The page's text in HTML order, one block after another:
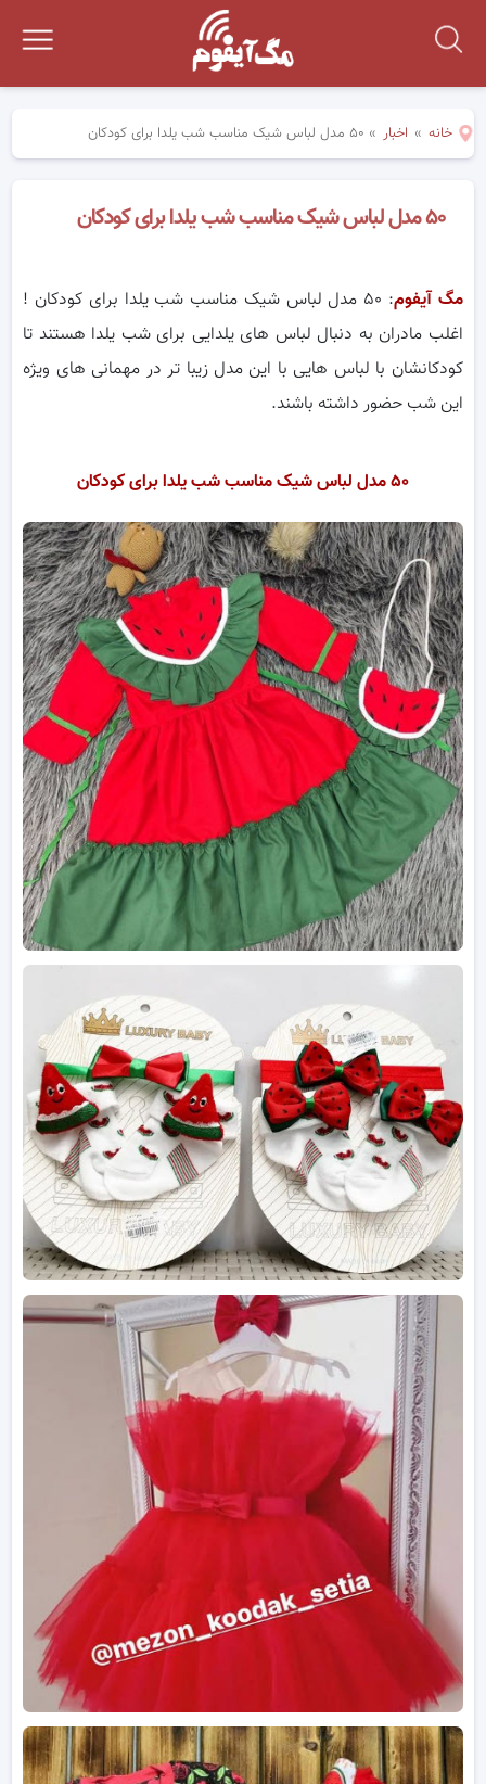
خانه » اخبار » ۵۰ مدل لباس شیک مناسب شب یلدا برای کودکان
۵۰ مدل لباس شیک مناسب شب یلدا برای کودکان
مگ آیفوم
: ۵۰ مدل لباس شیک مناسب شب یلدا برای کودکان !
اغلب مادران به دنبال لباس های یلدایی برای شب یلدا هستند تا
کودکانشان با لباس هایی با این مدل زیبا تر در مهمانی های ویژه
این شب حضور داشته باشند.
۵۰ مدل لباس شیک مناسب شب یلدا برای کودکان